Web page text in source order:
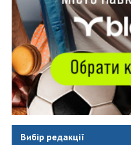
Вибір редакції